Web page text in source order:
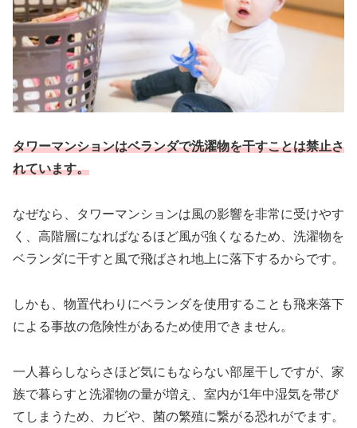
タワーマンションはベランダで洗濯物を干すことは禁止さ
れています。
なぜなら、タワーマンションは風の影響を非常に受けやす
く、高階層になればなるほど風が強くなるため、洗濯物を
ベランダに干すと風で飛ばされ地上に落下するからです。
しかも、物置代わりにベランダを使用することも飛来落下
による事故の危険性があるため使用できません。
一人暮らしならさほど気にもならない部屋干しですが、家
族で暮らすと洗濯物の量が増え、室内が1年中湿気を帯び
てしまうため、カビや、菌の繁殖に繋がる恐れがでます。